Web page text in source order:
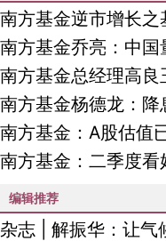
南方基金逆市增长之
南方基金乔亮：中
南方基金总经理高良
南方基金杨德龙：
南方基金：A股估值
南方基金：二季度看
编辑推荐
杂志
解振华：让气